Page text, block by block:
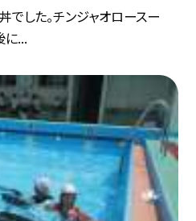
した。チンジャオロースー
に...